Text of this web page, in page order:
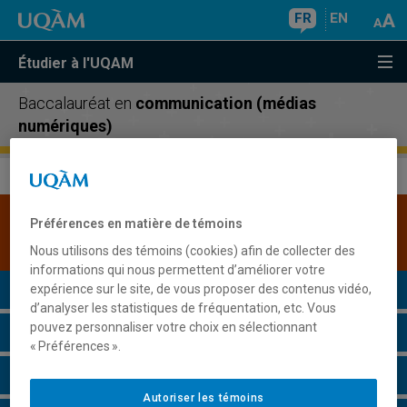
FR EN
Étudier à l'UQAM
Baccalauréat en communication (médias
numériques)
Une version plus récente de ce programme est
disponible. Cliquez ici pour la consulter
Présentation du programme
Conditions d'admission
Cours à suivre et horaires
Préférences en matière de témoins
Nous utilisons des témoins (cookies) afin de collecter des
informations qui nous permettent d’améliorer votre
expérience sur le site, de vous proposer des contenus vidéo,
d’analyser les statistiques de fréquentation, etc. Vous
pouvez personnaliser votre choix en sélectionnant
« Préférences ».
Autoriser les témoins